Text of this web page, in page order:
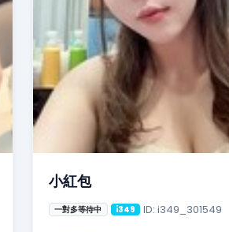
小紅包
一對多等待中 i349 ID: i349_301549